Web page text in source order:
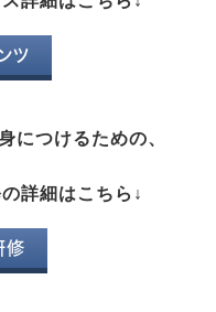
ツ
につけるための、
詳細はこちら↓
修